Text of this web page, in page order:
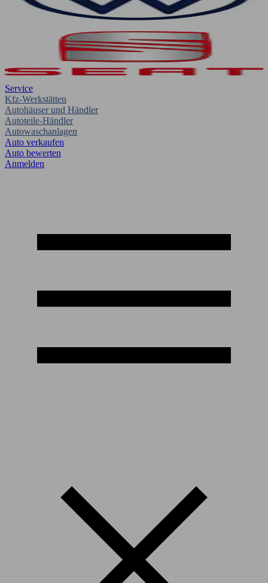
Service
Kfz-Werkstätten
Autohäuser und Händler
Autoteile-Händler
Autowaschanlagen
Auto verkaufen
Auto bewerten
Anmelden